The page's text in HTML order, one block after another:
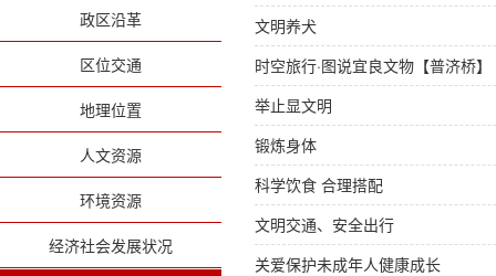
政区沿革
区位交通
地理位置
人文资源
环境资源
经济社会发展状况
文明养犬
时空旅行·图说宜良文物【普济桥】
举止显文明
锻炼身体
科学饮食 合理搭配
文明交通、安全出行
关爱保护未成年人健康成长